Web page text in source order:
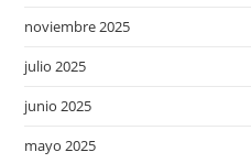
noviembre 2025
julio 2025
junio 2025
mayo 2025